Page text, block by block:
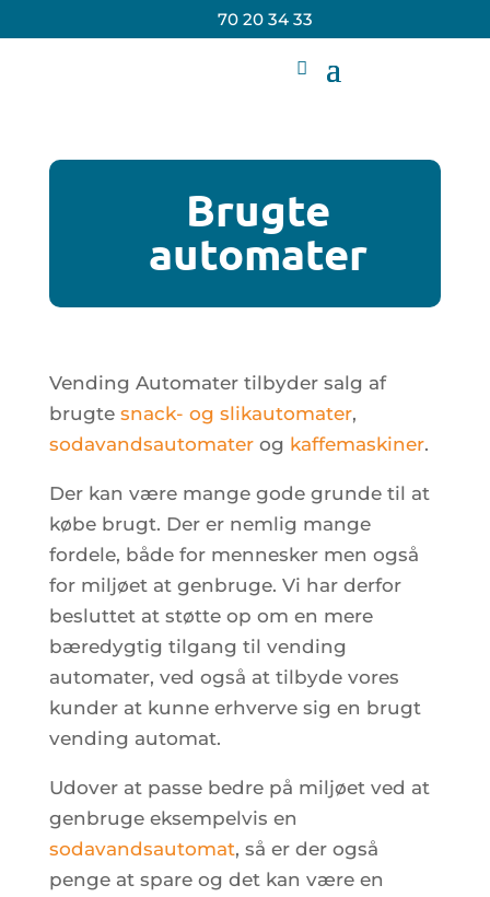
70 20 34 33
Brugte
automater
Vending Automater tilbyder salg af
brugte snack- og slikautomater,
sodavandsautomaterog kaffemaskiner.
Der kan være mange gode grunde til at
købe brugt. Der er nemlig mange
fordele, både for mennesker men også
for miljøet at genbruge. Vi har derfor
besluttet at støtte op om en mere
bæredygtig tilgang til vending
automater, ved også at tilbyde vores
kunder at kunne erhverve sig en brugt
vending automat.
Udover at passe bedre på miljøet ved at
genbruge eksempelvis en
sodavandsautomat, så er der også
penge at spare og det kan være en